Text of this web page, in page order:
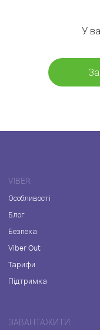
У
VIBER
Особливості
Блог
Безпека
Viber Out
Тарифи
Підтримка
ЗАВАНТАЖИТИ